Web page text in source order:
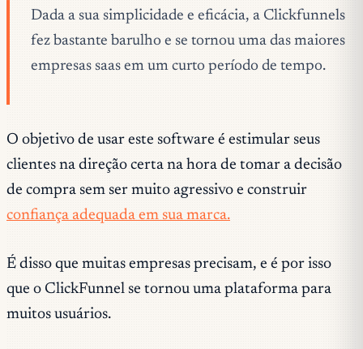
Dada a sua simplicidade e eficácia, a Clickfunnels
fez bastante barulho e se tornou uma das maiores
empresas saas em um curto período de tempo.
O objetivo de usar este software é estimular seus
clientes na direção certa na hora de tomar a decisão
de compra sem ser muito agressivo e construir
confiança adequada em sua marca.
É disso que muitas empresas precisam, e é por isso
que o ClickFunnel se tornou uma plataforma para
muitos usuários.